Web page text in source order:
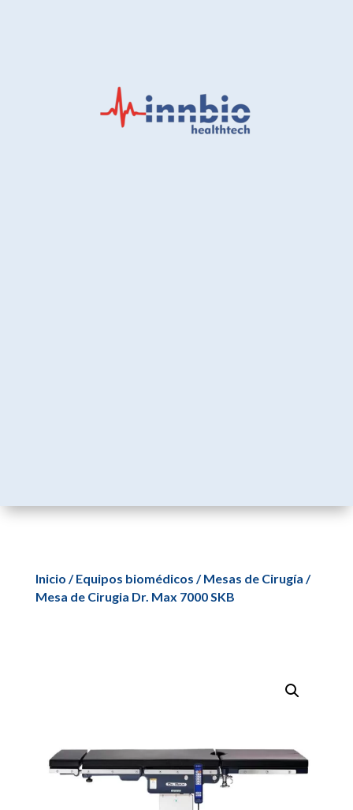
Inicio /Equipos biomédicos /Mesas de Cirugía /
Mesa de Cirugia Dr. Max 7000 SKB